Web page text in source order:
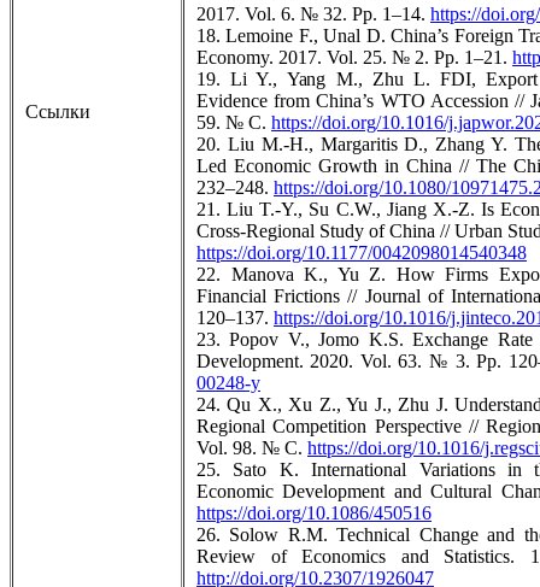
Ссылки
2017. Vol. 6. № 32. Pp. 1–14. https://
18. Lemoine F., Unal D. China’s Foreign
Economy. 2017. Vol. 25. № 2. Pp. 1–21.
19. Li Y., Yang M., Zhu L. FDI, Export
Evidence from China’s WTO Accession //
59. № C. https://doi.org/10.1016/
20. Liu M.-H., Margaritis D., Zhang Y.
Led Economic Growth in China // The
232–248. https://doi.org/10.1080/
21. Liu T.-Y., Su C.W., Jiang X.-Z. Is
Cross-Regional Study of China // Urban
https://doi.org/10.1177/0042098014540348
22. Manova K., Yu Z. How Firms
Financial Frictions // Journal of
120–137. https://doi.org/10.1016/
23. Popov V., Jomo K.S. Exchange
Development. 2020. Vol. 63. № 3. Pp.
00248-y
24. Qu X., Xu Z., Yu J., Zhu J.
Regional Competition Perspective //
Vol. 98. № C. https://doi.org/10.1016/
25. Sato K. International Variations in
Economic Development and Cultural
https://doi.org/10.1086/450516
26. Solow R.M. Technical Change and
Review of Economics and
http://doi.org/10.2307/1926047